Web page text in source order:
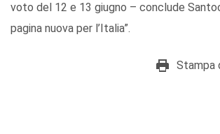
voto del 12 e 13 giugno – conclude
pagina nuova per l’Italia”.
Stampa